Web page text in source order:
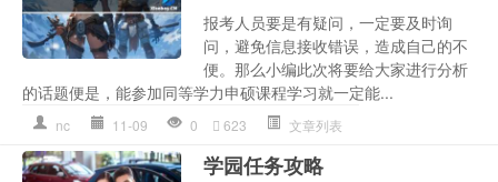
报考人员要是有疑问，一定要及时询
问，避免信息接收错误，造成自己的不
便。那么小编此次将要给大家进行分析
的话题便是，能参加同等学力申硕课程学习就一定能...
nc 11-09 0 623 文章列表
学园任务攻略